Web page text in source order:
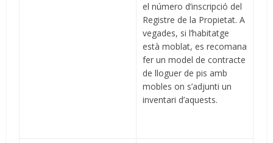
el número d’inscripció del
Registre de la Propietat. A
vegades, si l’habitatge
està moblat, es recomana
fer un model de contracte
de lloguer de pis amb
mobles on s’adjunti un
inventari d’aquests.